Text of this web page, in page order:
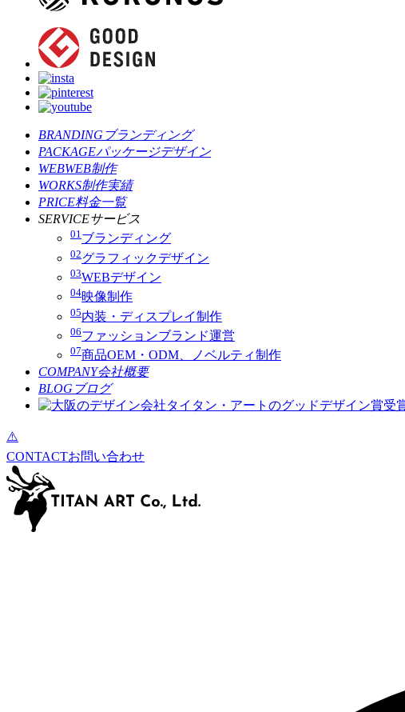
BRANDING ブランディング
PACKAGEパッケージデザイン
WEBWEB制作
WORKS制作実績
PRICE料金一覧
SERVICEサービス
01ブランディング
02グラフィックデザイン
03WEBデザイン
04映像制作
05内装・ディスプレイ制作
06ファッションブランド運営
07商品OEM・ODM、ノベルティ制作
COMPANY会社概要
BLOG ブログ
CONTACTお問い合わせ